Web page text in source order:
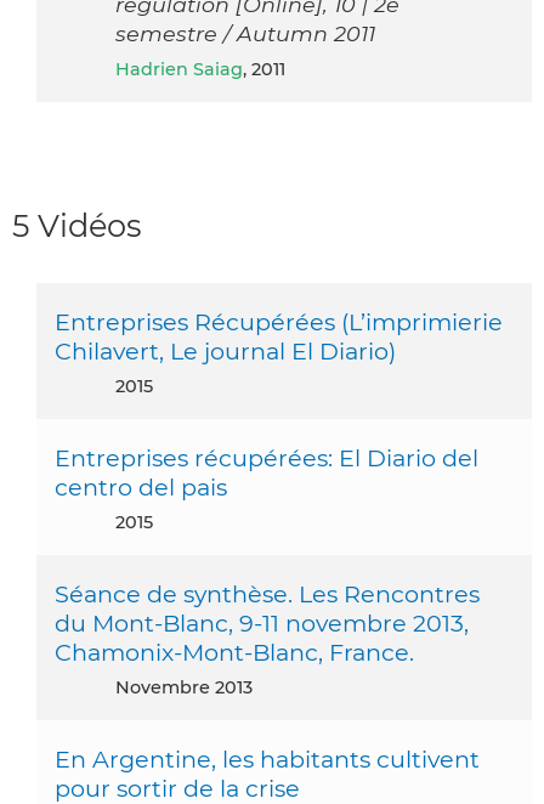
semestre / Autumn 2011
Hadrien Saiag, 2011
5 Vidéos
Entreprises Récupérées (L’imprimierie
Chilavert, Le journal El Diario)
2015
Entreprises récupérées: El Diario del
centro del pais
2015
Séance de synthèse. Les Rencontres
du Mont-Blanc, 9-11 novembre 2013,
Chamonix-Mont-Blanc, France.
novembre 2013
En Argentine, les habitants cultivent
pour sortir de la crise